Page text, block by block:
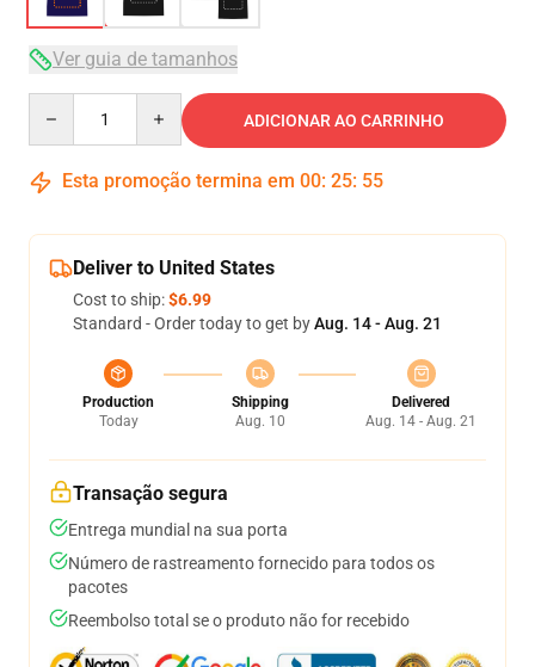
Ver guia de tamanhos
ADICIONAR AO CARRINHO
Esta promoção termina em 00: 25: 54
Deliver to United States
Cost to ship:$6.99
Standard - Order today to get byAug. 14 - Aug. 21
Production
Today
Shipping
Aug. 10
Delivered
Aug. 14 - Aug. 21
Transação segura
Entrega mundial na sua porta
Número de rastreamento fornecido para todos os
pacotes
Reembolso total se o produto não for recebido